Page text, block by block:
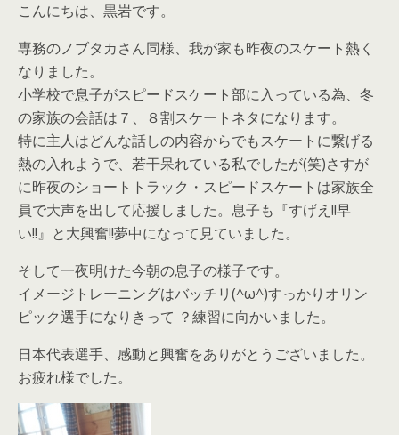
こんにちは、黒岩です。
専務のノブタカさん同様、我が家も昨夜のスケート熱く
なりました。
小学校で息子がスピードスケート部に入っている為、冬
の家族の会話は７、８割スケートネタになります。
特に主人はどんな話しの内容からでもスケートに繋げる
熱の入れようで、若干呆れている私でしたが(笑)さすが
に昨夜のショートトラック・スピードスケートは家族全
員で大声を出して応援しました。息子も『すげえ!!早
い!!』と大興奮!!夢中になって見ていました。
そして一夜明けた今朝の息子の様子です。
イメージトレーニングはバッチリ(^ω^)すっかりオリン
ピック選手になりきって ？練習に向かいました。
日本代表選手、感動と興奮をありがとうございました。
お疲れ様でした。